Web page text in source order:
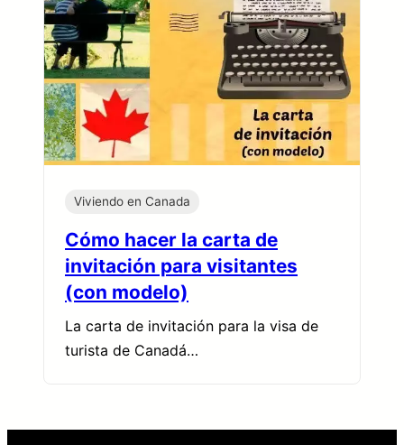
Viviendo en Canada
Cómo hacer la carta de
invitación para visitantes
(con modelo)
La carta de invitación para la visa de
turista de Canadá…